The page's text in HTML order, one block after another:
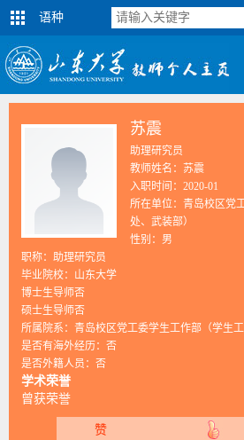
语种
苏震
助理研究员
教师姓名：苏震
入职时间：2020-01
所在单位：青岛校区党
处、武装部）
性别：男
职称：助理研究员
毕业院校：山东大学
博士生导师否
硕士生导师否
所属院系：青岛校区党工委学生工作部（学生工
是否有海外经历：否
是否外籍人员：否
学术荣誉
曾获荣誉
赞